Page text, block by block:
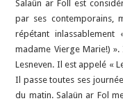
Salaün ar Foll est
par ses contemporains,
répétant inlassablement
madame Vierge Marie!) ».
Lesneven. Il est appelé «
Il passe toutes ses
du matin. Salaün ar Fol